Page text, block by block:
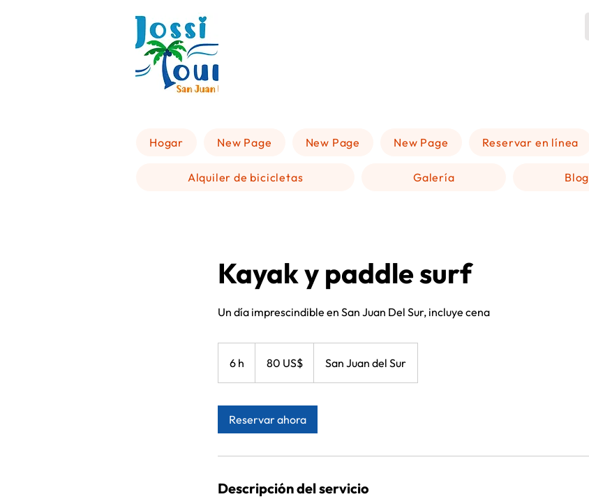
Hogar New Page New Page New Page Reservar en línea
Alquiler de bicicletas Galería Blog
Kayak y paddle surf
Un día imprescindible en San Juan Del Sur, incluye cena
6 h
estadounidenses
80 US$ San Juan del Sur
Reservar ahora
Descripción del servicio